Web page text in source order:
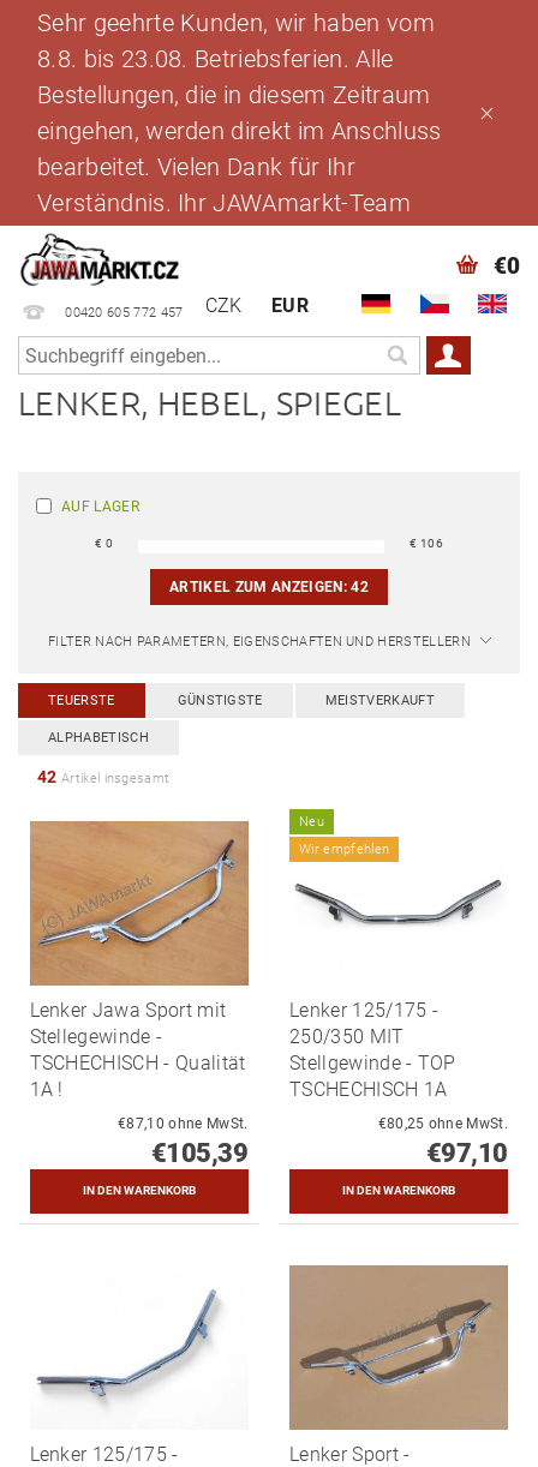
Sehr geehrte Kunden, wir haben vom
8.8. bis 23.08. Betriebsferien. Alle
Bestellungen, die in diesem Zeitraum
eingehen, werden direkt im Anschluss
bearbeitet. Vielen Dank für Ihr
Verständnis. Ihr JAWAmarkt-Team
00420 605 772 457 CZK EUR
€0
LENKER, HEBEL, SPIEGEL
AUF LAGER
€0 € 106
ARTIKEL ZUM ANZEIGEN:42
FILTER NACH PARAMETERN, EIGENSCHAFTEN UND HERSTELLERN
TEUERSTE GÜNSTIGSTE MEISTVERKAUFT
ALPHABETISCH
42 Artikel insgesamt
Lenker Jawa Sport mit
Stellegewinde -
TSCHECHISCH - Qualität
1A !
€87,10 ohne MwSt.
€105,39
Neu
Wir empfehlen
Lenker 125/175 -
250/350 MIT
Stellgewinde - TOP
TSCHECHISCH 1A
€80,25 ohne MwSt.
€97,10
Lenker 125/175 -
Lenker Sport -